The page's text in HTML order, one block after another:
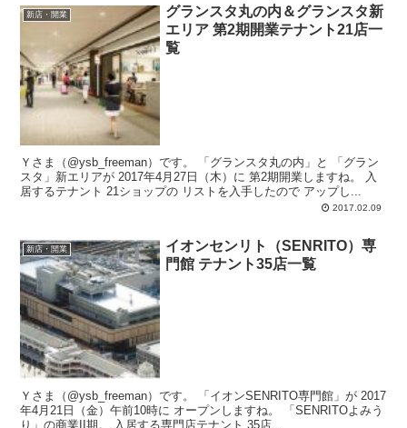
新店・開業
グランスタ丸の内＆グランスタ新
エリア 第2期開業テナント21店一
覧
Ｙさま（@ysb_freeman）です。 「グランスタ丸の内」と 「グラン
スタ」新エリアが 2017年4月27日（木）に 第2期開業しますね。 入
居するテナント 21ショップの リストを入手したので アップし...
2017.02.09
新店・開業
イオンセンリト（SENRITO）専
門館 テナント35店一覧
Ｙさま（@ysb_freeman）です。 「イオンSENRITO専門館」が 2017
年4月21日（金）午前10時に オープンしますね。 「SENRITOよみう
り」の商業II期。 入居する専門店テナント 35店...